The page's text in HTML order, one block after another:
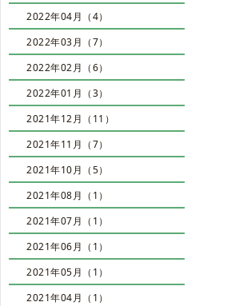
2022年04月（4）
2022年03月（7）
2022年02月（6）
2022年01月（3）
2021年12月（11）
2021年11月（7）
2021年10月（5）
2021年08月（1）
2021年07月（1）
2021年06月（1）
2021年05月（1）
2021年04月（1）